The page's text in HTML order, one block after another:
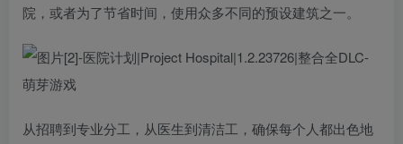
院，或者为了节省时间，使用众多不同的预设建筑之一。
从招聘到专业分工，从医生到清洁工，确保每个人都出色地